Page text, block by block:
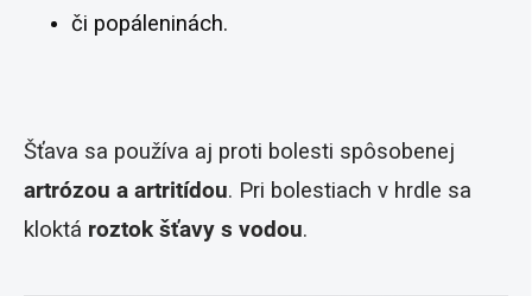
či popáleninách.
Šťava sa používa aj proti bolesti spôsobenej
artrózou a artritídou. Pri bolestiach v hrdle sa
kloktá roztok šťavy s vodou.